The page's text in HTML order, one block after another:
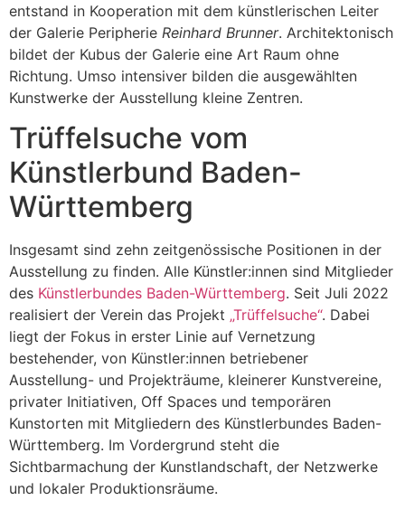
entstand in Kooperation mit dem künstlerischen Leiter
der Galerie Peripherie Reinhard Brunner. Architektonisch
bildet der Kubus der Galerie eine Art Raum ohne
Richtung. Umso intensiver bilden die ausgewählten
Kunstwerke der Ausstellung kleine Zentren.
Trüffelsuche vom
Künstlerbund Baden-
Württemberg
Insgesamt sind zehn zeitgenössische Positionen in der
Ausstellung zu finden. Alle Künstler:innen sind Mitglieder
des Künstlerbundes Baden-Württemberg. Seit Juli 2022
realisiert der Verein das Projekt „Trüffelsuche“. Dabei
liegt der Fokus in erster Linie auf Vernetzung
bestehender, von Künstler:innen betriebener
Ausstellung- und Projekträume, kleinerer Kunstvereine,
privater Initiativen, Off Spaces und temporären
Kunstorten mit Mitgliedern des Künstlerbundes Baden-
Württemberg. Im Vordergrund steht die
Sichtbarmachung der Kunstlandschaft, der Netzwerke
und lokaler Produktionsräume.